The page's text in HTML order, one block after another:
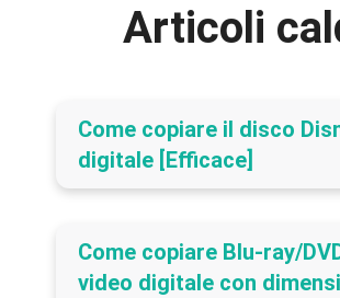
Articoli
Come copiare il disco
digitale [Efficace]
Come copiare Blu-ray/
video digitale con